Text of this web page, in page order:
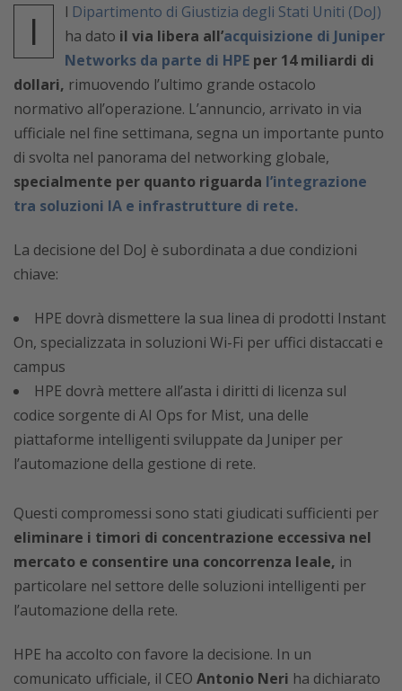
I l Dipartimento di Giustizia degli Stati Uniti (DoJ)
ha dato il via libera all’acquisizione di Juniper
Networks da parte di HPE per 14 miliardi di
dollari, rimuovendo l’ultimo grande ostacolo
normativo all’operazione. L’annuncio, arrivato in via
ufficiale nel fine settimana, segna un importante punto
di svolta nel panorama del networking globale,
specialmente per quanto riguarda l’integrazione
tra soluzioni IA e infrastrutture di rete.
La decisione del DoJ è subordinata a due condizioni
chiave:
HPE dovrà dismettere la sua linea di prodotti Instant
On, specializzata in soluzioni Wi-Fi per uffici distaccati e
campus
HPE dovrà mettere all’asta i diritti di licenza sul
codice sorgente di AI Ops for Mist, una delle
piattaforme intelligenti sviluppate da Juniper per
l’automazione della gestione di rete.
Questi compromessi sono stati giudicati sufficienti per
eliminare i timori di concentrazione eccessiva nel
mercato e consentire una concorrenza leale, in
particolare nel settore delle soluzioni intelligenti per
l’automazione della rete.
HPE ha accolto con favore la decisione. In un
comunicato ufficiale, il CEO Antonio Neri ha dichiarato